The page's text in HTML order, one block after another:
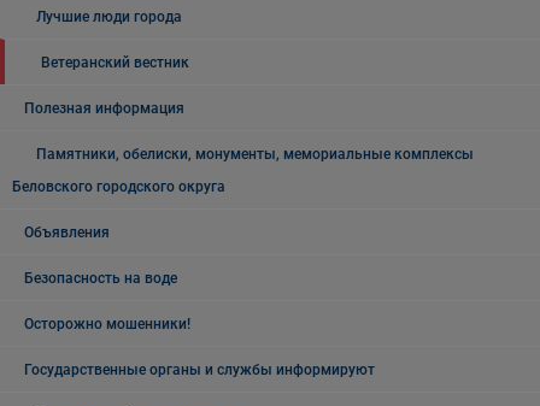
Лучшие люди города
Ветеранский вестник
Полезная информация
Памятники, обелиски, монументы, мемориальные комплексы
Беловского городского округа
Объявления
Безопасность на воде
Осторожно мошенники!
Государственные органы и службы информируют